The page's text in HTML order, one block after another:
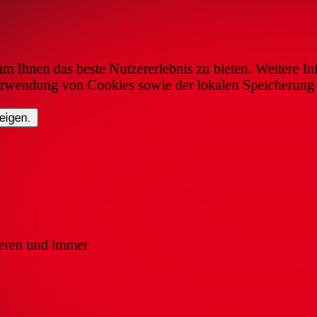
Ihnen das beste Nutzererlebnis zu bieten.
von Cookies sowie der lokalen
und immer